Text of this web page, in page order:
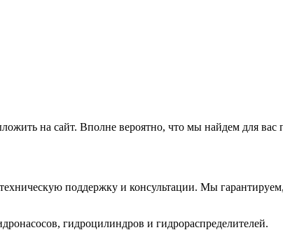
на сайт. Вполне вероятно, что мы найдем для
поддержку и консультации. Мы
гидроцилиндров и гидрораспределителей.